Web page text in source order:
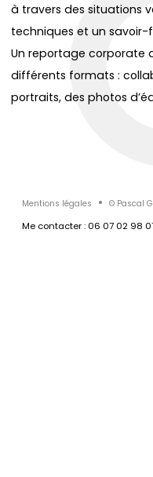
à travers des situations
techniques et un savoir-
Un reportage corporate
différents formats :
portraits, des photos
Mentions légales © Pascal
Me contacter : 06 07 02 98